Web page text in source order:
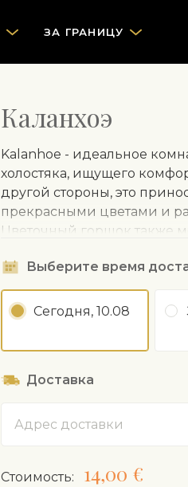
ЗА ГРАНИЦУ
Каланхоэ
Kalanhoe - идеальное
холостяка, ищущего
другой стороны, это
прекрасными цветами и
Цветочный горшок также
СОВЕТЫ ПО УХОДУ
Поливайте регулярно,
как он сохраняет
Любит свет, склонна
подоконник.
Удобряйте каждые две
обеспечить
рыхлую торфяную
Выберите время
Сегодня, 10.08
Доставка
Cтоимость: 14,00 €